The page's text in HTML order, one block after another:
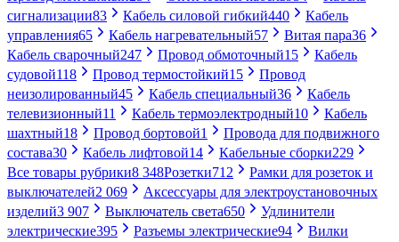
сигнализации83 Кабель силовой гибкий440
Кабель
управления65 Кабель нагревательный57 Витая пара36
Кабель сварочный247 Провод обмоточный15
Кабель
судовой118 Провод термостойкий15
Провод
неизолированный45 Кабель специальный36
Кабель
телевизионный11 Кабель термоэлектродный10
Кабель
шахтный18 Провод бортовой1
Провода для подвижного
состава30 Кабель лифтовой14 Кабельные сборки229
Все товары рубрики8 348Розетки712
Рамки для розеток и
выключателей2 069
Аксессуары для электроустановочных
изделий3 907 Выключатель света650
Удлинители
электрические395 Разъемы электрические94
Вилки